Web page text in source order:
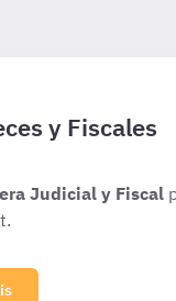
y Fiscales
Judicial y Fiscal